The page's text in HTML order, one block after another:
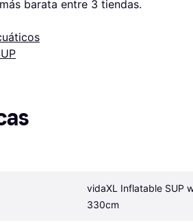
barata entre 3 tiendas.
vidaXL Inflatable SUP
330cm